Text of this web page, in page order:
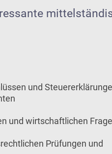
und
und wirtschaftlichen
Prüfungen und